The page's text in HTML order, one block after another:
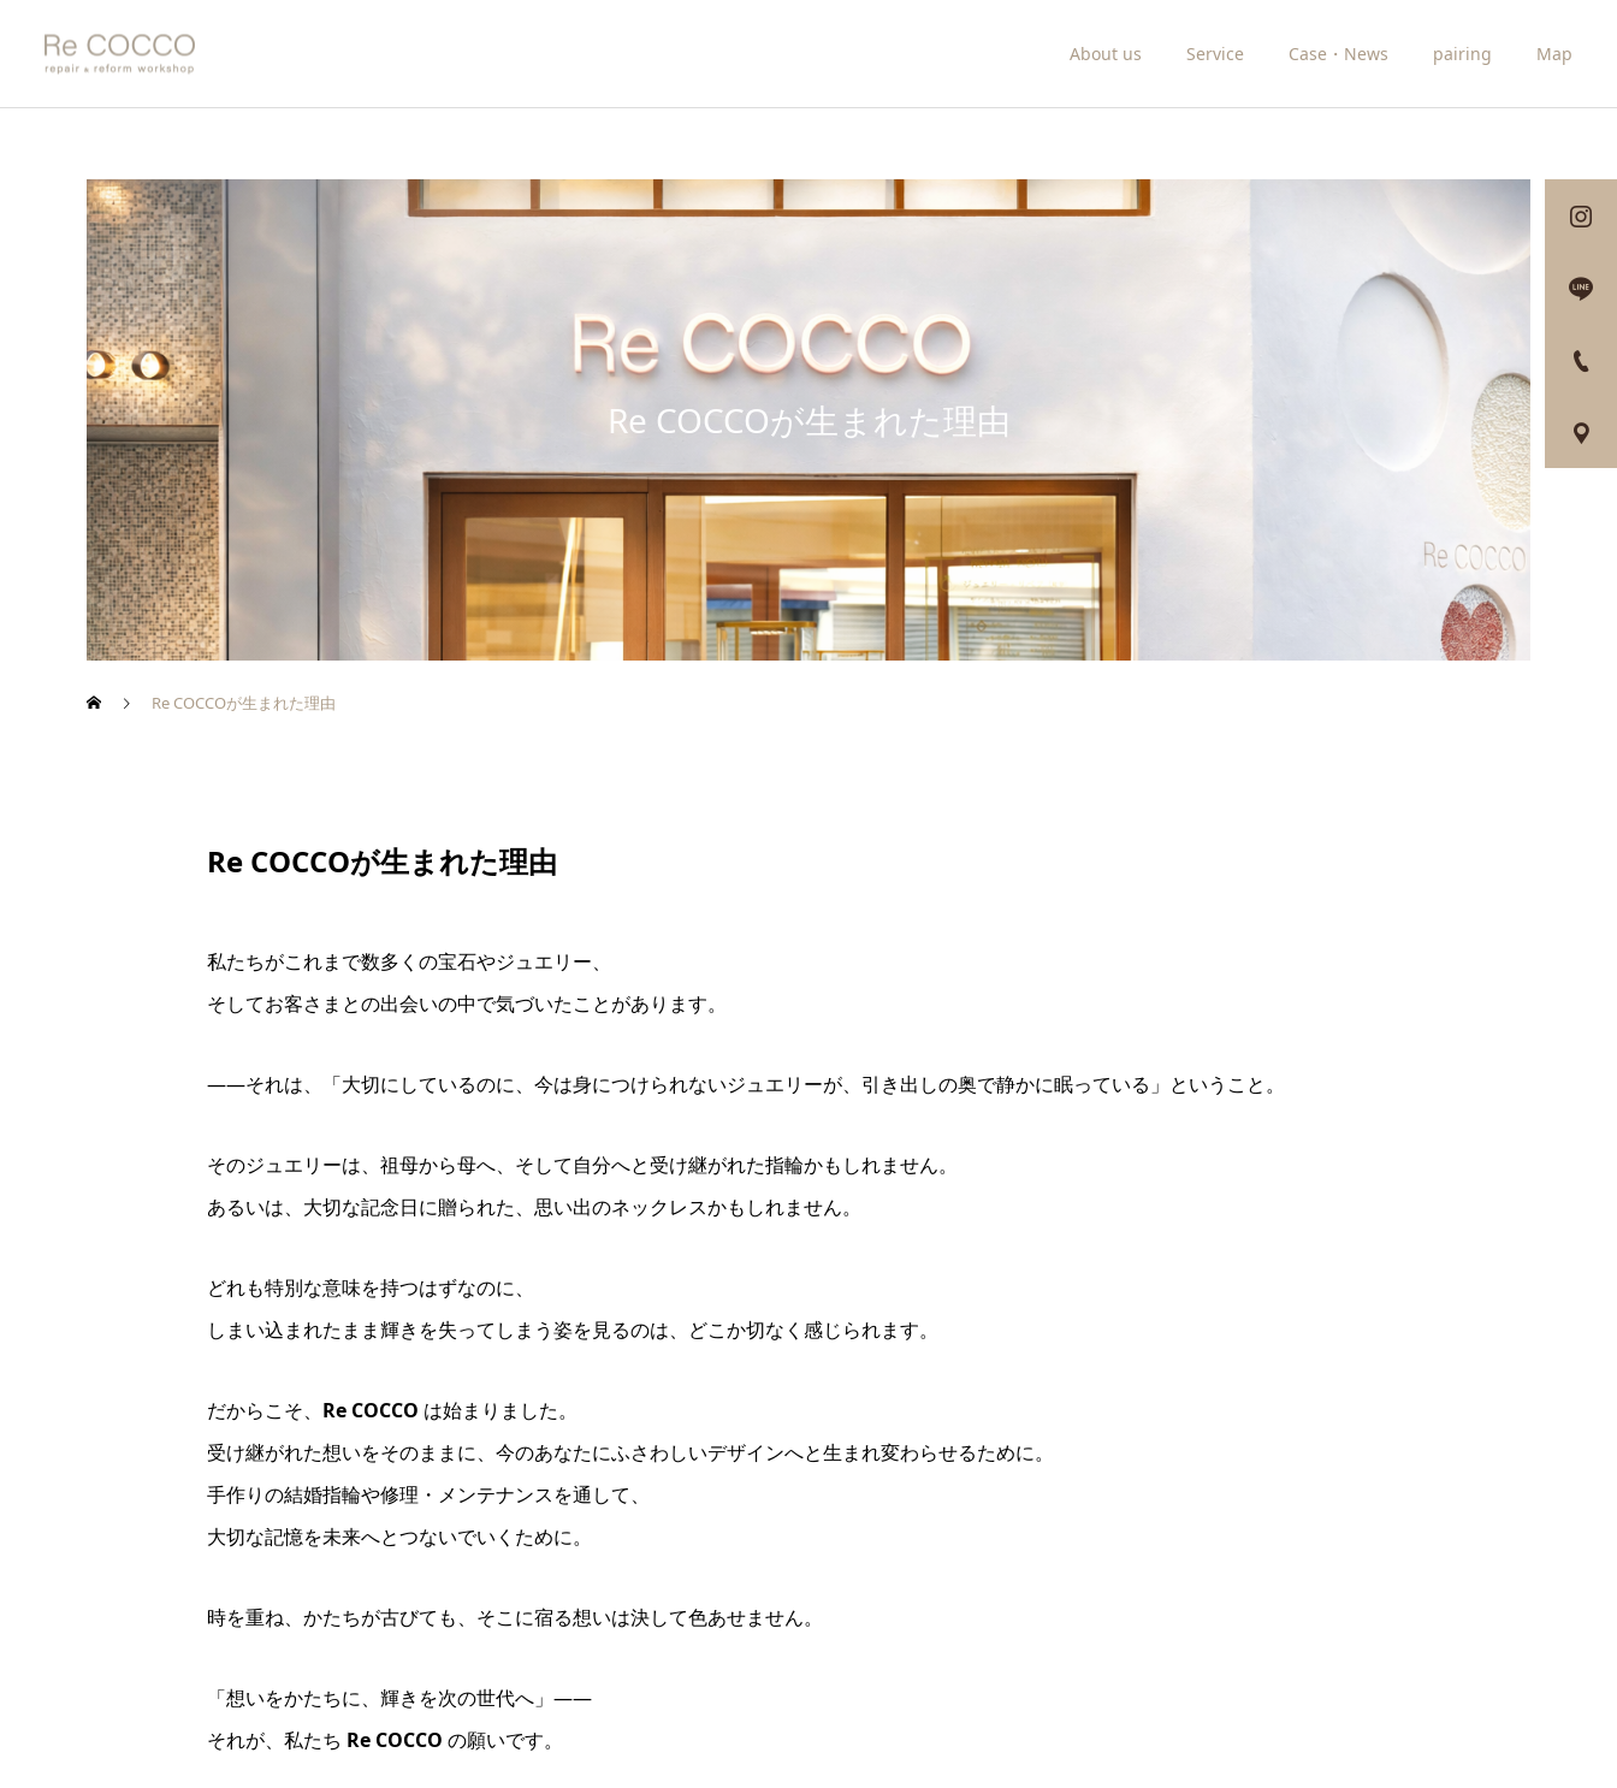
About us Service Case・News pairing Map
Re COCCOが生まれた理由
Re COCCOが生まれた理由
Re COCCOが生まれた理由
私たちがこれまで数多くの宝石やジュエリー、
そしてお客さまとの出会いの中で気づいたことがあります。
――それは、「大切にしているのに、今は身につけられないジュエリーが、引き出しの奥で静かに眠っている」ということ。
そのジュエリーは、祖母から母へ、そして自分へと受け継がれた指輪かもしれません。
あるいは、大切な記念日に贈られた、思い出のネックレスかもしれません。
どれも特別な意味を持つはずなのに、
しまい込まれたまま輝きを失ってしまう姿を見るのは、どこか切なく感じられます。
だからこそ、 Re COCCO は始まりました。
受け継がれた想いをそのままに、今のあなたにふさわしいデザインへと生まれ変わらせるために。
手作りの結婚指輪や修理・メンテナンスを通して、
大切な記憶を未来へとつないでいくために。
時を重ね、かたちが古びても、そこに宿る想いは決して色あせません。
「想いをかたちに、輝きを次の世代へ」――
それが、私たち Re COCCO の願いです。